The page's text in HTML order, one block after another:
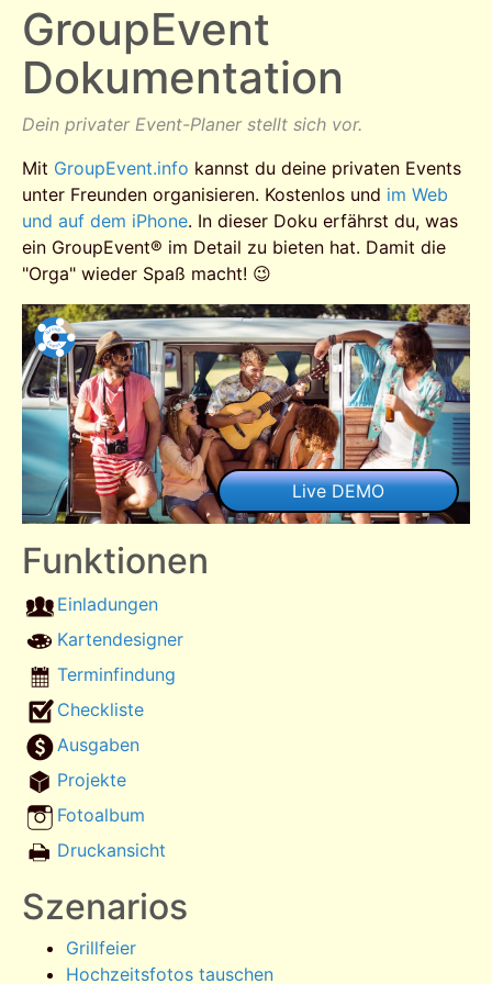
GroupEvent
Dokumentation
Dein privater Event-Planer stellt sich vor.
Mit GroupEvent.info kannst du deine privaten Events
unter Freunden organisieren. Kostenlos und im Web
und auf dem iPhone. In dieser Doku erfährst du, was
ein GroupEvent® im Detail zu bieten hat. Damit die
"Orga" wieder Spaß macht! 😉
Funktionen
Einladungen
Kartendesigner
Terminfindung
Checkliste
Ausgaben
Projekte
Fotoalbum
Druckansicht
Szenarios
Grillfeier
Hochzeitsfotos tauschen